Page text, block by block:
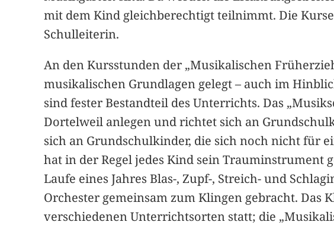
mit dem Kind gleichberechtigt teilnimmt. Die
Schulleiterin.
An den Kursstunden der „Musikalischen
musikalischen Grundlagen gelegt – auch im
sind fester Bestandteil des Unterrichts. Das
Dortelweil anlegen und richtet sich an
sich an Grundschulkinder, die sich noch nicht für
hat in der Regel jedes Kind sein
Laufe eines Jahres Blas-, Zupf-, Streich- und
Orchester gemeinsam zum Klingen gebracht.
verschiedenen Unterrichtsorten statt; die